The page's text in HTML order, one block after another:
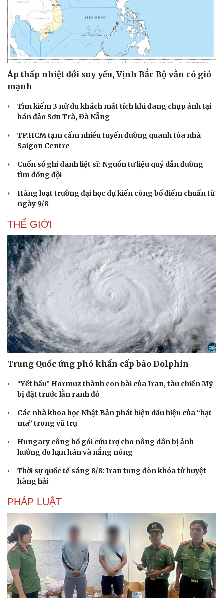
Sân khấu - Điện ảnh
Văn học
Di sản
Nghệ sĩ
Áp thấp nhiệt đới suy yếu, Vịnh Bắc Bộ vẫn có gió
mạnh
Tìm kiếm 3 nữ du khách mất tích khi đang chụp ảnh tại
bán đảo Sơn Trà, Đà Nẵng
TP.HCM tạm cấm nhiều tuyến đường quanh tòa nhà
Saigon Centre
Cuốn sổ ghi danh liệt sĩ: Nguồn tư liệu quý dẫn đường
tìm đồng đội
Hàng loạt trường đại học dự kiến công bố điểm chuẩn từ
ngày 9/8
THẾ GIỚI
Trung Quốc ứng phó khẩn cấp bão Dolphin
“Yết hầu” Hormuz thành con bài của Iran, tàu chiến Mỹ
bị đặt trước lằn ranh đỏ
Các nhà khoa học Nhật Bản phát hiện dấu hiệu của “hạt
ma” trong vũ trụ
Hungary công bố gói cứu trợ cho nông dân bị ảnh
hưởng do hạn hán và nắng nóng
Thời sự quốc tế sáng 8/8: Iran tung đòn khóa tử huyệt
hàng hải
PHÁP LUẬT